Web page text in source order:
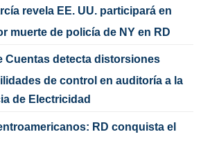
revela EE. UU. participará en
muerte de policía de NY en RD
Cuentas detecta distorsiones
de control en auditoría a la
de Electricidad
RD conquista el